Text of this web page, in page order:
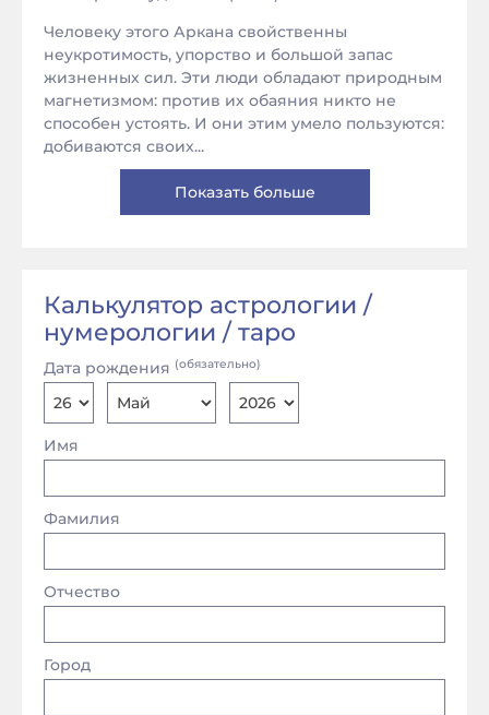
Человеку этого Аркана свойственны
неукротимость, упорство и большой запас
жизненных сил. Эти люди обладают природным
магнетизмом: против их обаяния никто не
способен устоять. И они этим умело пользуются:
добиваются своих...
Показать больше
Калькулятор астрологии /
нумерологии / таро
Имя
Фамилия
Отчество
Дата рождения (обязательно)
Город